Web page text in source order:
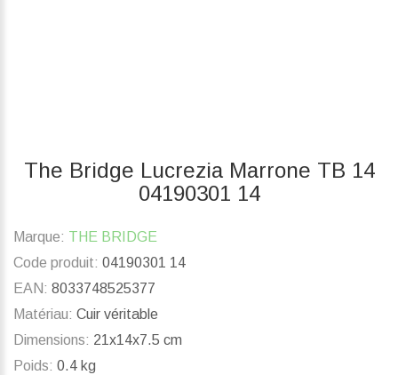
The Bridge Lucrezia Marrone TB 14
04190301 14
Marque: THE BRIDGE
Code produit: 04190301 14
EAN: 8033748525377
Matériau: Cuir véritable
Dimensions: 21x14x7.5 cm
Poids: 0.4 kg